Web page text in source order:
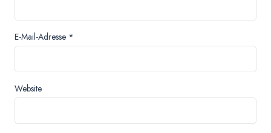
E-Mail-Adresse *
Website